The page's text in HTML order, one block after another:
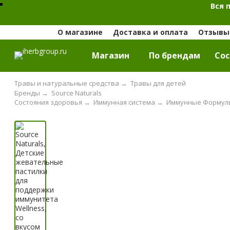
Вся
О магазине Доставка и оплата Отзывы
Магазин По брендам
Травы и натуральные средства → Травы для детей
Source Naturals
Бренды →
Иммунные
Иммунная система →
Состояния здоровья →